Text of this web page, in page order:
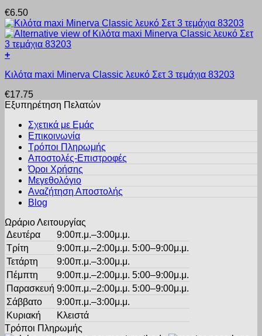
στη
σελίδα
του
προϊόντος
έχει
πολλαπλές
παραλλαγές.
Οι
επιλογές
να
στη
σελίδα
προϊόντος
€6.50
+
το
έχει
πολλαπλές
επιλογές
μπορούν
επιλεγούν
σελίδα
Κιλότα maxi Minerva Classic λευκό Σετ 3 τεμάχια 83203
€17.75
Εξυπηρέτηση Πελατών
Σχετικά με Εμάς
Επικοινωνία
Τρόποι Πληρωμής
Αποστολές-Επιστροφές
Όροι Χρήσης
Μεγεθολόγιο
Αναζήτηση Αποστολής
Blog
Ωράριο Λειτουργίας
Δευτέρα
9:00π.μ.–3:00μ.μ.
Τρίτη
9:00π.μ.–2:00μ.μ. 5:00–9:00μ.μ.
Τετάρτη
9:00π.μ.–3:00μ.μ.
Πέμπτη
9:00π.μ.–2:00μ.μ. 5:00–9:00μ.μ.
Παρασκευή 9:00π.μ.–2:00μ.μ. 5:00–9:00μ.μ.
Σάββατο
9:00π.μ.–3:00μ.μ.
Κυριακή
Κλειστά
Τρόποι Πληρωμής